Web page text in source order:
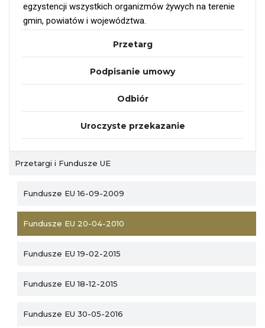
egzystencji wszystkich organizmów żywych na terenie
gmin, powiatów i województwa.
Przetarg
Podpisanie umowy
Odbiór
Uroczyste przekazanie
Przetargi i Fundusze UE
Fundusze EU 16-09-2009
Fundusze EU 20-04-2010
Fundusze EU 19-02-2015
Fundusze EU 18-12-2015
Fundusze EU 30-05-2016